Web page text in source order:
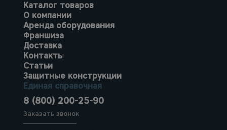
Каталог товаров
О компании
Аренда оборудования
Франшиза
Доставка
Контакты
Статьи
Защитные конструкции
Единая справочная
8 (800) 200-25-90
Заказать звонок